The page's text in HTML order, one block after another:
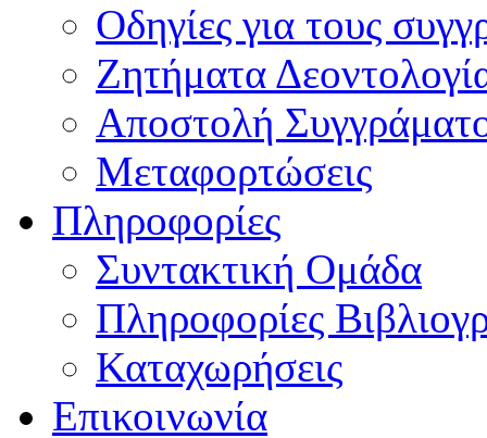
Οδηγίες για τους
Ζητήματα
Αποστολή
Μεταφορτώσεις
Πληροφορίες
Συντακτική Ομάδα
Πληροφορίες
Καταχωρήσεις
Επικοινωνία